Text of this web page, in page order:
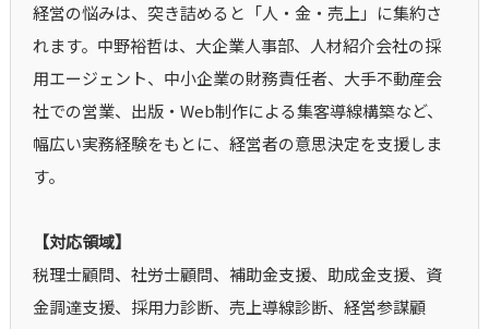
経営の悩みは、突き詰めると「人・金・売上」に集約さ
れます。中野裕哲は、大企業人事部、人材紹介会社の採
用エージェント、中小企業の財務責任者、大手不動産会
社での営業、出版・Web制作による集客導線構築など、
幅広い実務経験をもとに、経営者の意思決定を支援しま
す。
【対応領域】
税理士顧問、社労士顧問、補助金支援、助成金支援、資
金調達支援、採用力診断、売上導線診断、経営参謀顧